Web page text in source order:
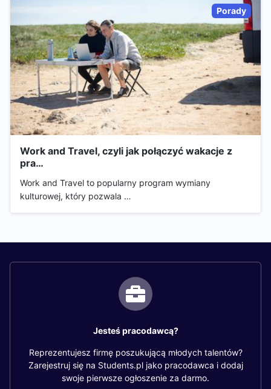
Porady
Work and Travel, czyli jak połączyć wakacje z
pra…
Work and Travel to popularny program wymiany
kulturowej, który pozwala …
Jesteś pracodawcą?
Reprezentujesz firmę poszukującą młodych talentów?
Zarejestruj się na Students.pl jako pracodawca i dodaj
swoje pierwsze ogłoszenie za darmo.